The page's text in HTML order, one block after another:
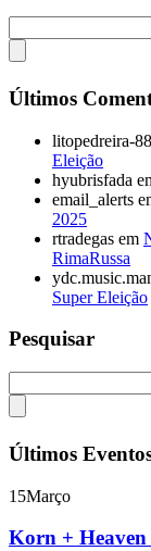
Últimos
litopedreira-
Eleição
hyubrisfada
email_alerts
2025
rtradegas em
RimaRussa
Super Eleição
Pesquisar
Últimos
15Março
Korn +